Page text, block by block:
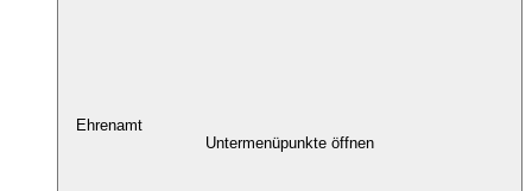
Ehrenamt
Untermenüpunkte öffnen